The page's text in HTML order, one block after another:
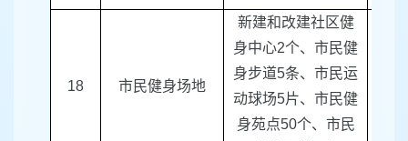
18 市民健身场地
新建和改建社区健
身中心2个、市民健
身步道5条、市民运
动球场5片、市民健
身苑点50个、市民